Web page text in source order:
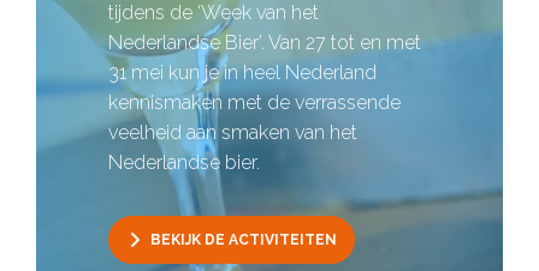
tijdens de ‘Week van het
Nederlandse Bier’. Van 27 tot en met
31 mei kun je in heel Nederland
kennismaken met de verrassende
veelheid aan smaken van het
Nederlandse bier.
BEKIJK DE ACTIVITEITEN